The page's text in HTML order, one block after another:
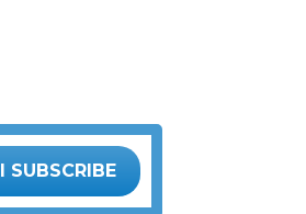
I SUBSCRIBE